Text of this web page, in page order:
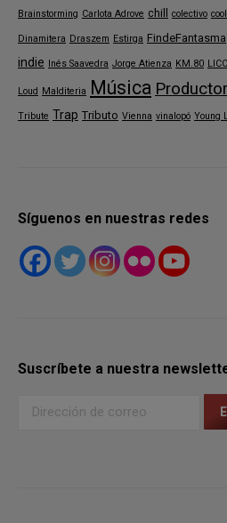
Brainstorming Carlota Adrove chill colectivo
Dinamitera Draszem Estirga FindeFantasma
indie Inés Saavedra Jorge Atienza KM.80
Loud Malditeria Música Productor
Tribute Trap Tributo Vienna vinalopó Young
Síguenos en nuestras redes
Suscríbete a nuestra